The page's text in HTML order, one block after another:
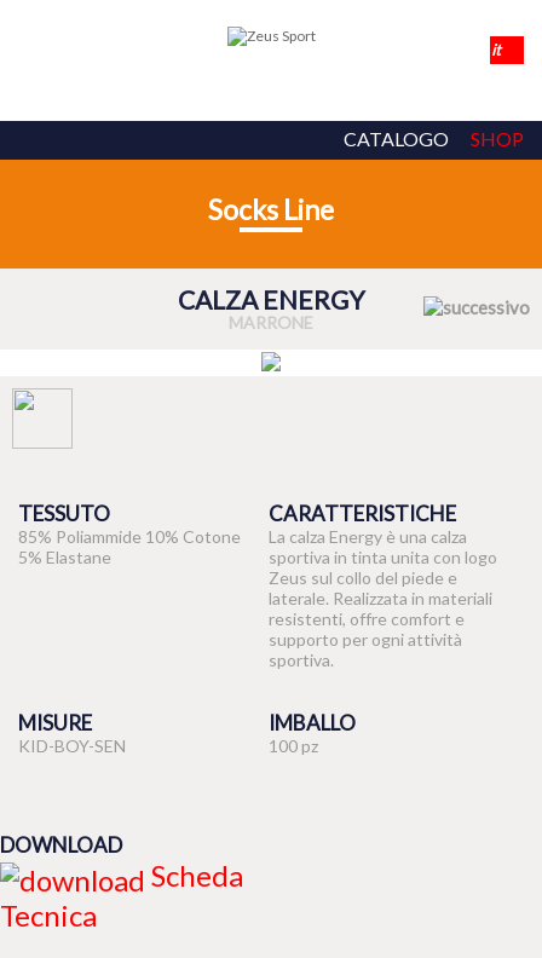
CATALOGO SHOP
Socks Line
CALZA ENERGY
MARRONE
TESSUTO
85% Poliammide 10% Cotone
5% Elastane
CARATTERISTICHE
La calza Energy è una calza
sportiva in tinta unita con logo
Zeus sul collo del piede e
laterale. Realizzata in materiali
resistenti, offre comfort e
supporto per ogni attività
sportiva.
MISURE
KID-BOY-SEN
IMBALLO
100 pz
DOWNLOAD
Scheda
Tecnica